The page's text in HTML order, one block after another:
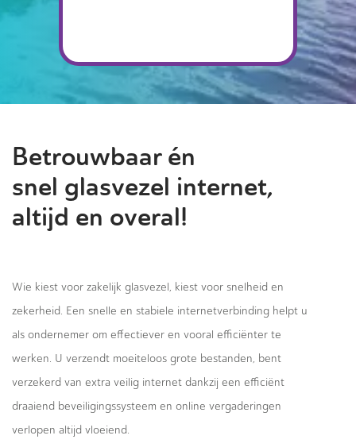
Betrouwbaar én
snel glasvezel internet,
altijd en overal!
Wie kiest voor zakelijk glasvezel, kiest voor snelheid en
zekerheid. Een snelle en stabiele internetverbinding helpt u
als ondernemer om effectiever en vooral efficiënter te
werken. U verzendt moeiteloos grote bestanden, bent
verzekerd van extra veilig internet dankzij een efficiënt
draaiend beveiligingssysteem en online vergaderingen
verlopen altijd vloeiend.